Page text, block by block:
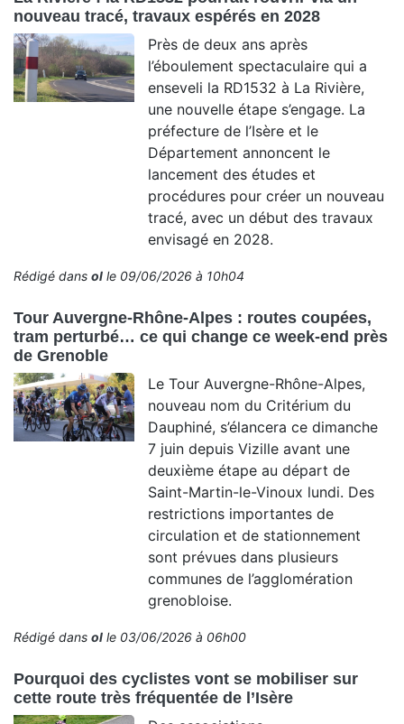
nouveau tracé, travaux espérés en 2028
Près de deux ans après
l’éboulement spectaculaire qui a
enseveli la RD1532 à La Rivière,
une nouvelle étape s’engage. La
préfecture de l’Isère et le
Département annoncent le
lancement des études et
procédures pour créer un nouveau
tracé, avec un début des travaux
envisagé en 2028.
Rédigé dans ol le 09/06/2026 à 10h04
Tour Auvergne-Rhône-Alpes : routes coupées,
tram perturbé… ce qui change ce week-end près
de Grenoble
Le Tour Auvergne-Rhône-Alpes,
nouveau nom du Critérium du
Dauphiné, s’élancera ce dimanche
7 juin depuis Vizille avant une
deuxième étape au départ de
Saint-Martin-le-Vinoux lundi. Des
restrictions importantes de
circulation et de stationnement
sont prévues dans plusieurs
communes de l’agglomération
grenobloise.
Rédigé dans ol le 03/06/2026 à 06h00
Pourquoi des cyclistes vont se mobiliser sur
cette route très fréquentée de l’Isère